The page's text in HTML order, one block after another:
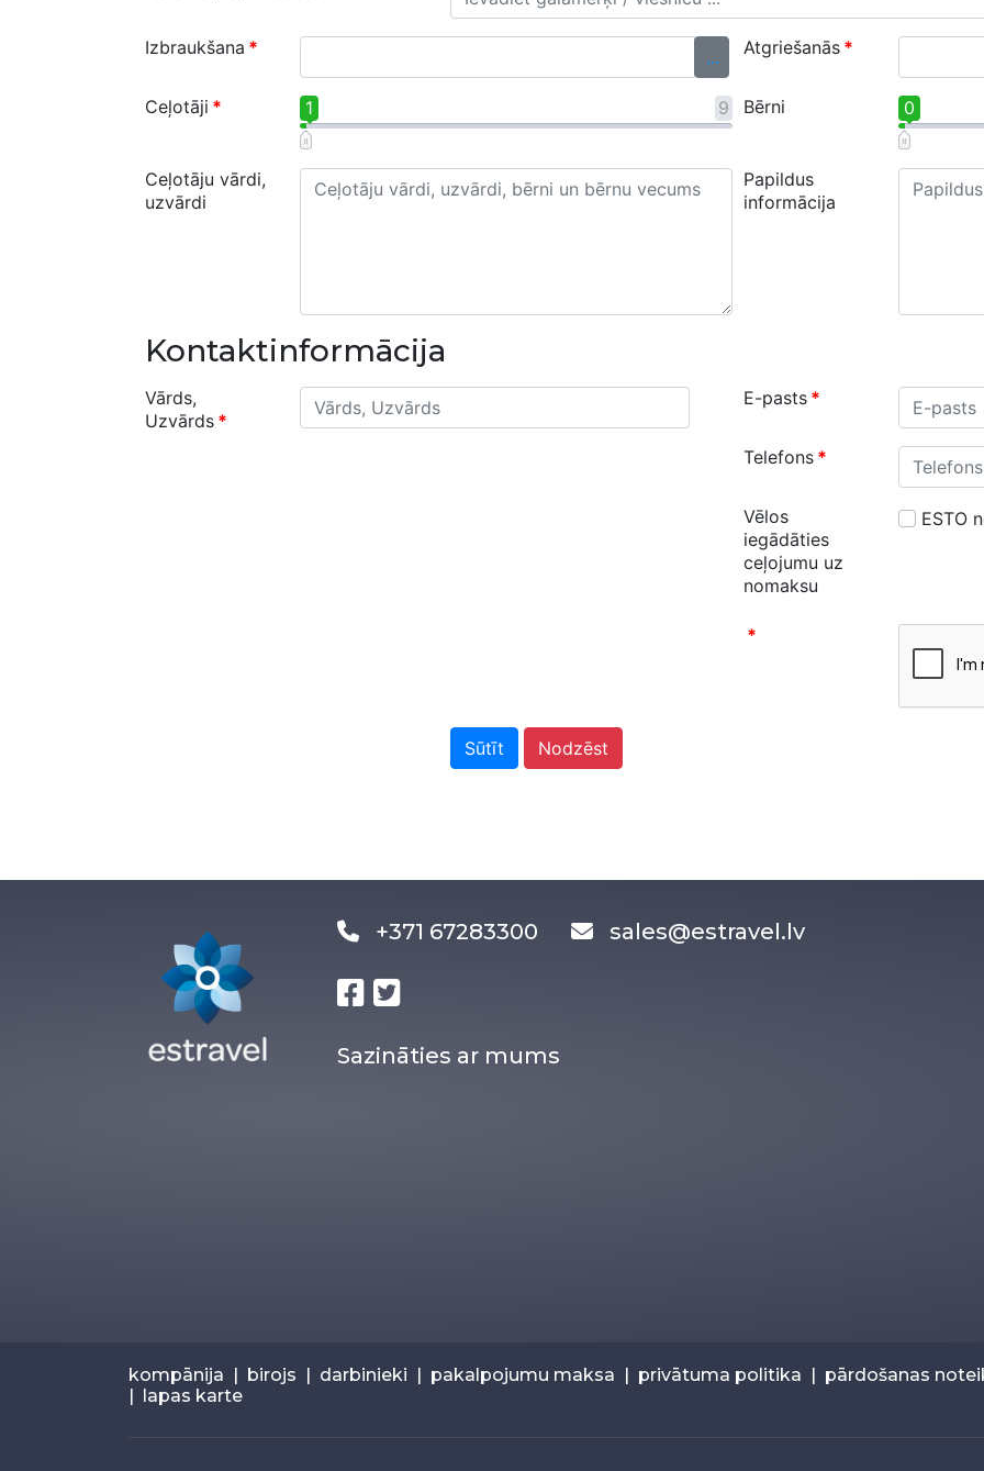
Izbraukšana * ... Atgriešanās *
Ceļotāji * 9
1 Bērni 0
Ceļotāju vārdi,
uzvārdi
Papildus
informācija
Kontaktinformācija
Vārds,
Uzvārds *
E-pasts *
Telefons *
Vēlos
iegādāties
ceļojumu uz
nomaksu
ESTO
*
Sūtīt Nodzēst
+371 67283300 sales@estravel.lv
Sazināties ar mums
kompānija | birojs | darbinieki | pakalpojumu maksa | privātuma politika | pārdošanas
| lapas karte